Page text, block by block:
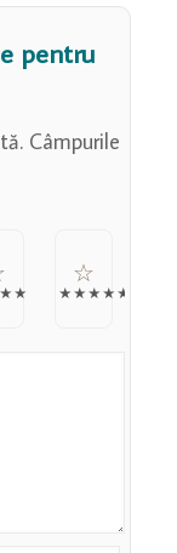
pentru
Câmpurile